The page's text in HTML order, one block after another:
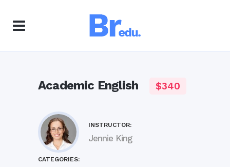
Academic English $340
INSTRUCTOR:
Jennie King
CATEGORIES: